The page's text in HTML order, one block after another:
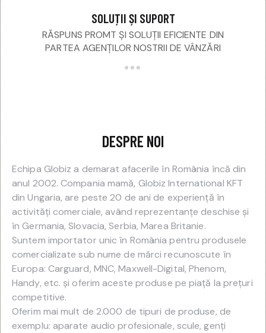
SOLUȚII ȘI SUPORT
RĂSPUNS PROMT ȘI SOLUȚII EFICIENTE DIN
PARTEA AGENȚILOR NOSTRII DE VÂNZĂRI
DESPRE NOI
Echipa Globiz a demarat afacerile în România încă din
anul 2002. Compania mamă, Globiz International KFT
din Ungaria, are peste 20 de ani de experienţă în
activităţi comerciale, având reprezentanțe deschise şi
în Germania, Slovacia, Serbia, Marea Britanie.
Suntem importator unic în România pentru produsele
comercializate sub nume de mărci recunoscute în
Europa: Carguard, MNC, Maxwell-Digital, Phenom,
Handy, etc. și oferim aceste produse pe piață la prețuri
competitive.
Oferim mai mult de 2.000 de tipuri de produse, de
exemplu: aparate audio profesionale, scule, genți